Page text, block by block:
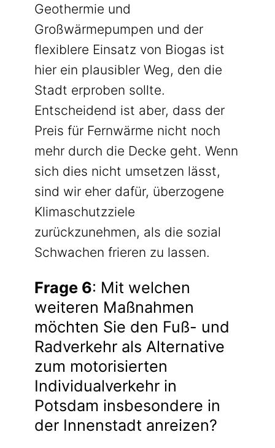
Geothermie und
Großwärmepumpen und der
flexiblere Einsatz von Biogas ist
hier ein plausibler Weg, den die
Stadt erproben sollte.
Entscheidend ist aber, dass der
Preis für Fernwärme nicht noch
mehr durch die Decke geht. Wenn
sich dies nicht umsetzen lässt,
sind wir eher dafür, überzogene
Klimaschutzziele
zurückzunehmen, als die sozial
Schwachen frieren zu lassen.
Frage 6: Mit welchen
weiteren Maßnahmen
möchten Sie den Fuß- und
Radverkehr als Alternative
zum motorisierten
Individualverkehr in
Potsdam insbesondere in
der Innenstadt anreizen?